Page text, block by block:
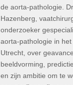
de aorta-pathologie.
Hazenberg,
onderzoeker
aorta-pathologie in het
Utrecht, over
beeldvorming,
en zijn ambitie om te